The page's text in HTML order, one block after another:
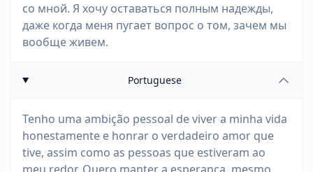
со мной. Я хочу оставаться полным надежды,
даже когда меня пугает вопрос о том, зачем мы
вообще живем.
Portuguese
Tenho uma ambição pessoal de viver a minha vida
honestamente e honrar o verdadeiro amor que
tive, assim como as pessoas que estiveram ao